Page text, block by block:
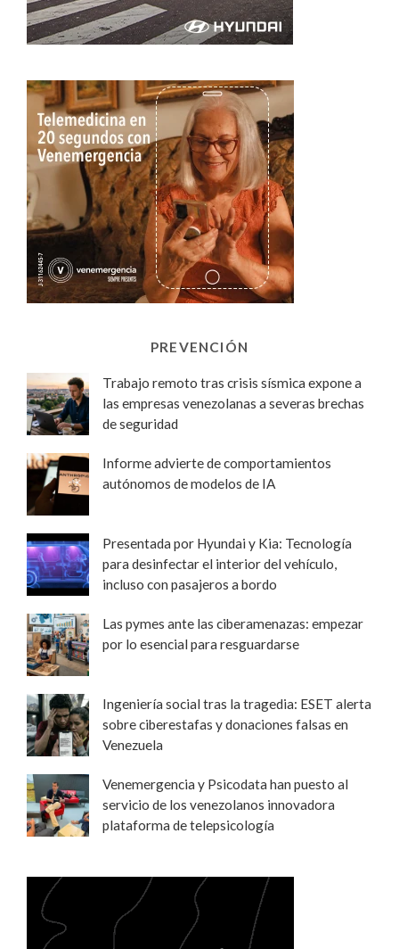
PREVENCIÓN
Trabajo remoto tras crisis sísmica expone a
las empresas venezolanas a severas brechas
de seguridad
Informe advierte de comportamientos
autónomos de modelos de IA
Presentada por Hyundai y Kia: Tecnología
para desinfectar el interior del vehículo,
incluso con pasajeros a bordo
Las pymes ante las ciberamenazas: empezar
por lo esencial para resguardarse
Ingeniería social tras la tragedia: ESET alerta
sobre ciberestafas y donaciones falsas en
Venezuela
Venemergencia y Psicodata han puesto al
servicio de los venezolanos innovadora
plataforma de telepsicología